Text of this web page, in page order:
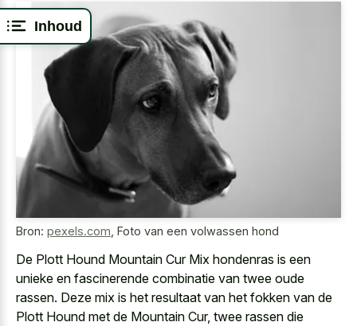
Inhoud
Bron: pexels.com Foto van een volwassen hond
De Plott Hound Mountain Cur Mix hondenras is een
unieke en fascinerende combinatie van twee oude
rassen. Deze mix is het resultaat van het fokken van de
Plott Hound met de Mountain Cur, twee rassen die